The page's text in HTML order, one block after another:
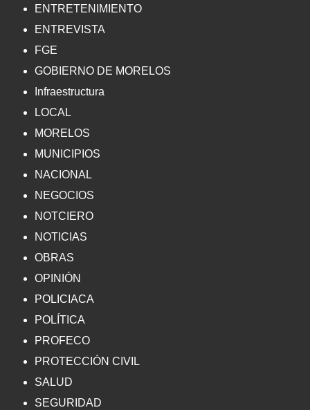
ENTRETENIMIENTO
ENTREVISTA
FGE
GOBIERNO DE MORELOS
Infraestructura
LOCAL
MORELOS
MUNICIPIOS
NACIONAL
NEGOCIOS
NOTCIERO
NOTICIAS
OBRAS
OPINIÓN
POLICIACA
POLÍTICA
PROFECO
PROTECCIÓN CIVIL
SALUD
SEGURIDAD